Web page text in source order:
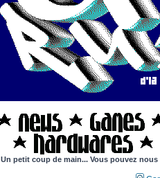
Un petit coup de main... Vous pouvez